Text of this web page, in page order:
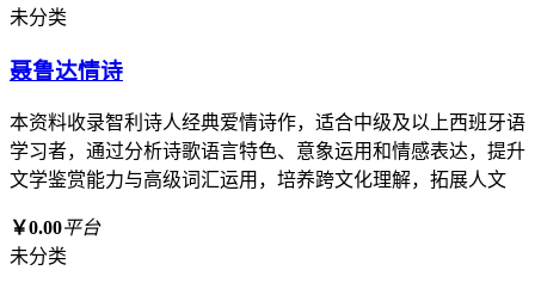
未分类
聂鲁达情诗
本资料收录智利诗人经典爱情诗作，适合中级及以上西班牙语
学习者，通过分析诗歌语言特色、意象运用和情感表达，提升
文学鉴赏能力与高级词汇运用，培养跨文化理解，拓展人文
￥0.00平台
未分类